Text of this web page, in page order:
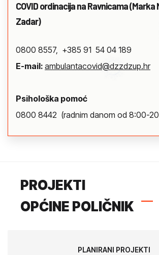
COVID ordinacija na Ravnicama (Marka
Zadar)
0800 8557, +385 91 54 04 189
E-mail: ambulantacovid@dzzdzup.hr
Psihološka pomoć
0800 8442 (radnim danom od 8:00-
PROJEKTI
OPĆINE POLIČNIK
PLANIRANI PROJEKTI